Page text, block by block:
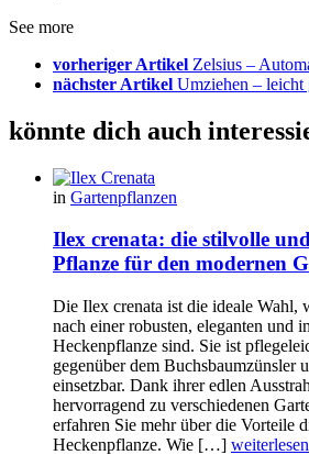
See more
vorheriger Artikel Zelsius –
nächster Artikel Umziehen – leicht
könnte dich auch
in Gartenpflanzen
Ilex crenata: die stilvolle
Pflanze für den modernen
Die Ilex crenata ist die ideale Wahl,
nach einer robusten, eleganten und
Heckenpflanze sind. Sie ist
gegenüber dem Buchsbaumzünsler
einsetzbar. Dank ihrer edlen
hervorragend zu verschiedenen
erfahren Sie mehr über die Vorteile
Heckenpflanze. Wie […] weiterlesen